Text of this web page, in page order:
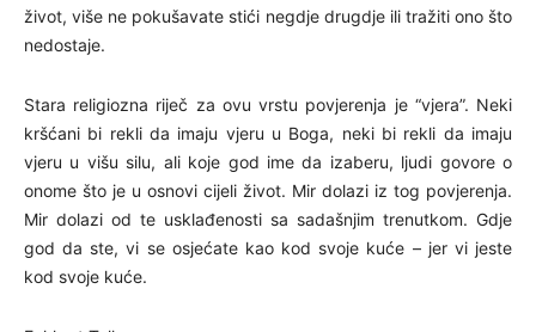
život, više ne pokušavate stići negdje drugdje ili tražiti ono što
nedostaje.
Stara religiozna riječ za ovu vrstu povjerenja je “vjera”. Neki
kršćani bi rekli da imaju vjeru u Boga, neki bi rekli da imaju
vjeru u višu silu, ali koje god ime da izaberu, ljudi govore o
onome što je u osnovi cijeli život. Mir dolazi iz tog povjerenja.
Mir dolazi od te usklađenosti sa sadašnjim trenutkom. Gdje
god da ste, vi se osjećate kao kod svoje kuće – jer vi jeste
kod svoje kuće.